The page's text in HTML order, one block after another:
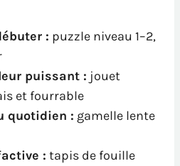
: puzzle niveau 1–2,
puissant : jouet
et fourrable
quotidien : gamelle lente
: tapis de fouille